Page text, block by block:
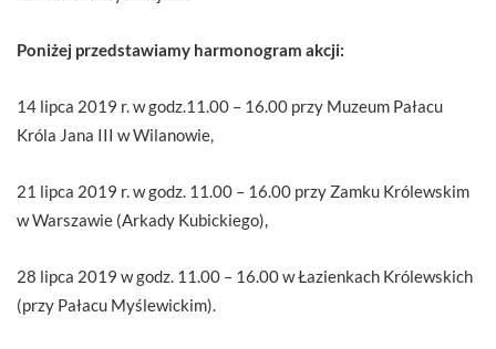
Poniżej przedstawiamy harmonogram akcji:
14 lipca 2019 r. w godz.11.00 – 16.00 przy Muzeum Pałacu
Króla Jana III w Wilanowie,
21 lipca 2019 r. w godz. 11.00 – 16.00 przy Zamku Królewskim
w Warszawie (Arkady Kubickiego),
28 lipca 2019 w godz. 11.00 – 16.00 w Łazienkach Królewskich
(przy Pałacu Myślewickim).